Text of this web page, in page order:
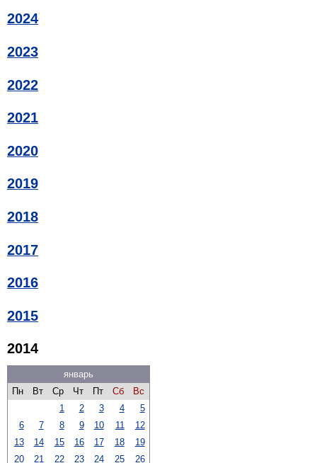
2024
2023
2022
2021
2020
2019
2018
2017
2016
2015
2014
январь
Пн
Вт Ср Чт Пт Сб
Вс
1
2 3 4
5
6
7 8 9 10 11
12
13
14 15 16 17 18
19
20
21 22 23 24 25 26